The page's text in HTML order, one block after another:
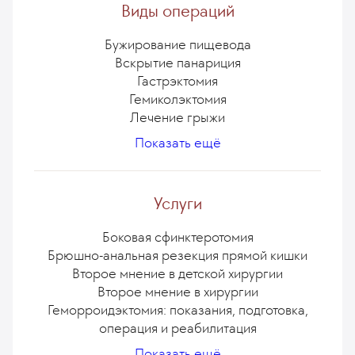
Грыжа у ребёнка
Дивертикулез
Карбункул – диагностика и лечение
Киста в печени
Механическая желтуха
Недержание кала
Полипы толстой кишки
Рак кишечника
Фимоз
Эпителиальный копчиковый ход
Виды операций
Бужирование пищевода
Вскрытие панариция
Гастрэктомия
Гемиколэктомия
Лечение грыжи
Операция при раке прямой кишки
Ректоцеле
Экстирпация прямой кишки
Гидраденит – диагностика и лечение
Кишечная непроходимость
Диафрагмальная грыжа
Синовит
Показать ещё
Услуги
Боковая сфинктеротомия
Брюшно-анальная резекция прямой кишки
Второе мнение в детской хирургии
Второе мнение в хирургии
Геморроидэктомия: показания, подготовка,
операция и реабилитация